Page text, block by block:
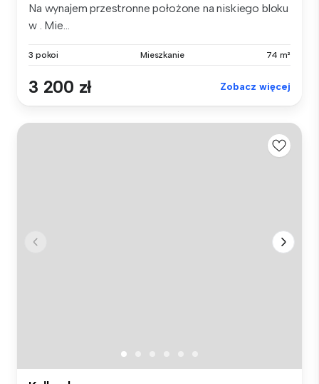
Na wynajem przestronne położone na niskiego bloku
w . Mie...
3 pokoi Mieszkanie 74 m²
3 200 zł Zobacz więcej